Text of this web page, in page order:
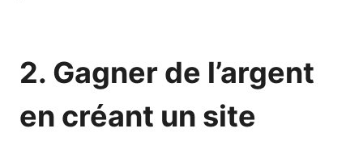
2. Gagner de l’argent
en créant un site